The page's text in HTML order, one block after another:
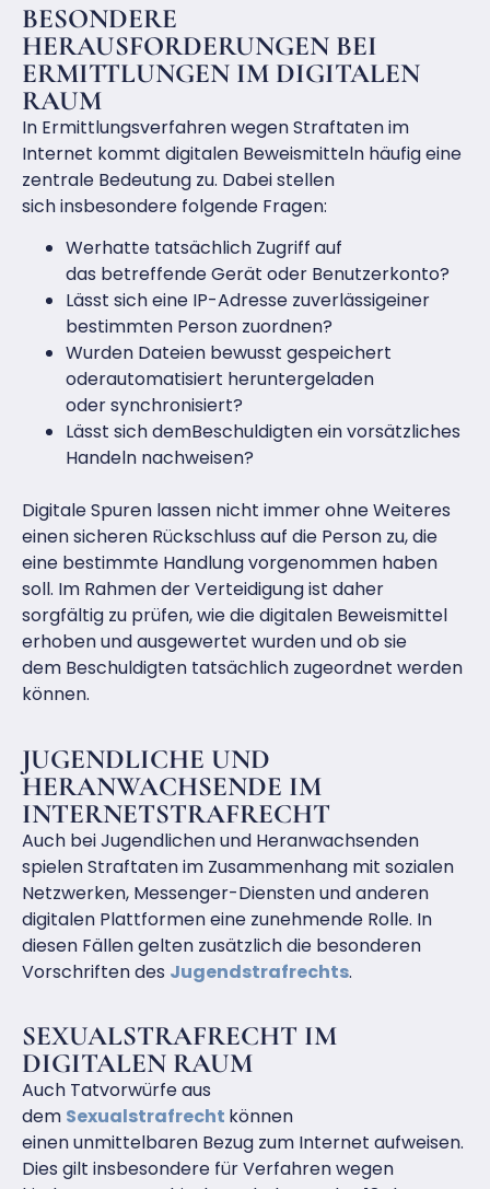
BESONDERE
HERAUSFORDERUNGEN BEI
ERMITTLUNGEN IM DIGITALEN
RAUM
In Ermittlungsverfahren wegen Straftaten im
Internet kommt digitalen Beweismitteln häufig eine
zentrale Bedeutung zu. Dabei stellen
sich insbesondere folgende Fragen:
Werhatte tatsächlich Zugriff auf
das betreffende Gerät oder Benutzerkonto?
Lässt sich eine IP-Adresse zuverlässigeiner
bestimmten Person zuordnen?
Wurden Dateien bewusst gespeichert
oderautomatisiert heruntergeladen
oder synchronisiert?
Lässt sich demBeschuldigten ein vorsätzliches
Handeln nachweisen?
Digitale Spuren lassen nicht immer ohne Weiteres
einen sicheren Rückschluss auf die Person zu, die
eine bestimmte Handlung vorgenommen haben
soll. Im Rahmen der Verteidigung ist daher
sorgfältig zu prüfen, wie die digitalen Beweismittel
erhoben und ausgewertet wurden und ob sie
dem Beschuldigten tatsächlich zugeordnet werden
können.
JUGENDLICHE UND
HERANWACHSENDE IM
INTERNETSTRAFRECHT
Auch bei Jugendlichen und Heranwachsenden
spielen Straftaten im Zusammenhang mit sozialen
Netzwerken, Messenger-Diensten und anderen
digitalen Plattformen eine zunehmende Rolle. In
diesen Fällen gelten zusätzlich die besonderen
Vorschriften des Jugendstrafrechts.
SEXUALSTRAFRECHT IM
DIGITALEN RAUM
Auch Tatvorwürfe aus
dem Sexualstrafrecht können
einen unmittelbaren Bezug zum Internet aufweisen.
Dies gilt insbesondere für Verfahren wegen